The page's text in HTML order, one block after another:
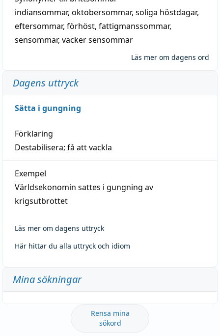
indiansommar, oktobersommar, soliga höstdagar,
eftersommar, förhöst, fattigmanssommar,
sensommar, vacker sensommar
Läs mer om dagens ord
Dagens uttryck
Sätta i gungning
Förklaring
Destabilisera; få att vackla
Exempel
Världsekonomin sattes i gungning av
krigsutbrottet
Läs mer om dagens uttryck
Här hittar du alla uttryck och idiom
Mina sökningar
Rensa mina
sökord